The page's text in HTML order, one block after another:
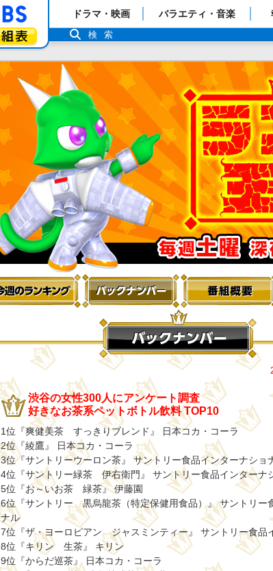
「TBSテレビ」トップページ
番組表
ドラマ・映画 バラエティ・音楽
検索
渋谷の女性300人にアンケート調査
好きなお茶系ペットボトル飲料 TOP10
1位『爽健美茶 すっきりブレンド』 日本コカ・コーラ
2位『綾鷹』 日本コカ・コーラ
3位『サントリーウーロン茶』 サントリー食品インターナショ
4位『サントリー緑茶 伊右衛門』 サントリー食品インターナ
5位『お～いお茶 緑茶』 伊藤園
6位『サントリー 黒烏龍茶（特定保健用食品）』 サントリー
ナル
7位『ザ・ヨーロピアン ジャスミンティー』 サントリー食品
8位『キリン 生茶』 キリン
9位『からだ巡茶』 日本コカ・コーラ